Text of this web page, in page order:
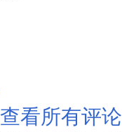
查看所有评论